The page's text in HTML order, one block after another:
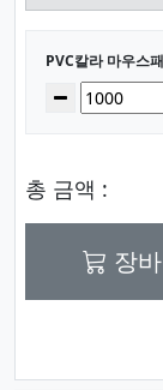
선택된 옵
PVC칼라 마우스
수량감소
총 금액 :
장